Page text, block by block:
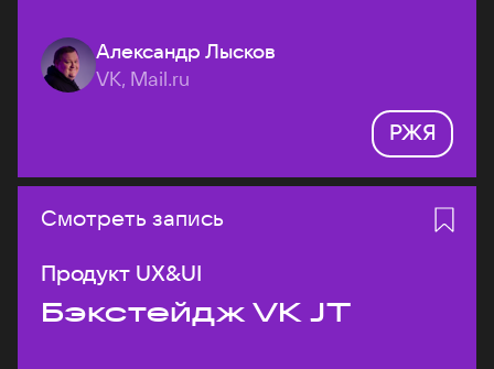
Александр Лысков
VK, Mail.ru
РЖЯ
Смотреть запись
Продукт UX&UI
Бэкстейдж VK JT